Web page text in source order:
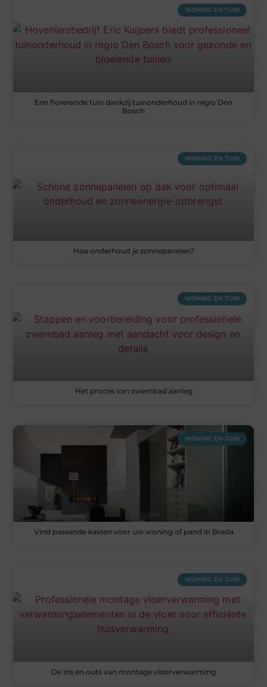
WONING EN TUIN
Een florerende tuin dankzij tuinonderhoud in regio Den
Bosch
WONING EN TUIN
Hoe onderhoud je zonnepanelen?
WONING EN TUIN
Het proces van zwembad aanleg
WONING EN TUIN
Vind passende kasten voor uw woning of pand in Breda
WONING EN TUIN
De ins en outs van montage vloerverwarming